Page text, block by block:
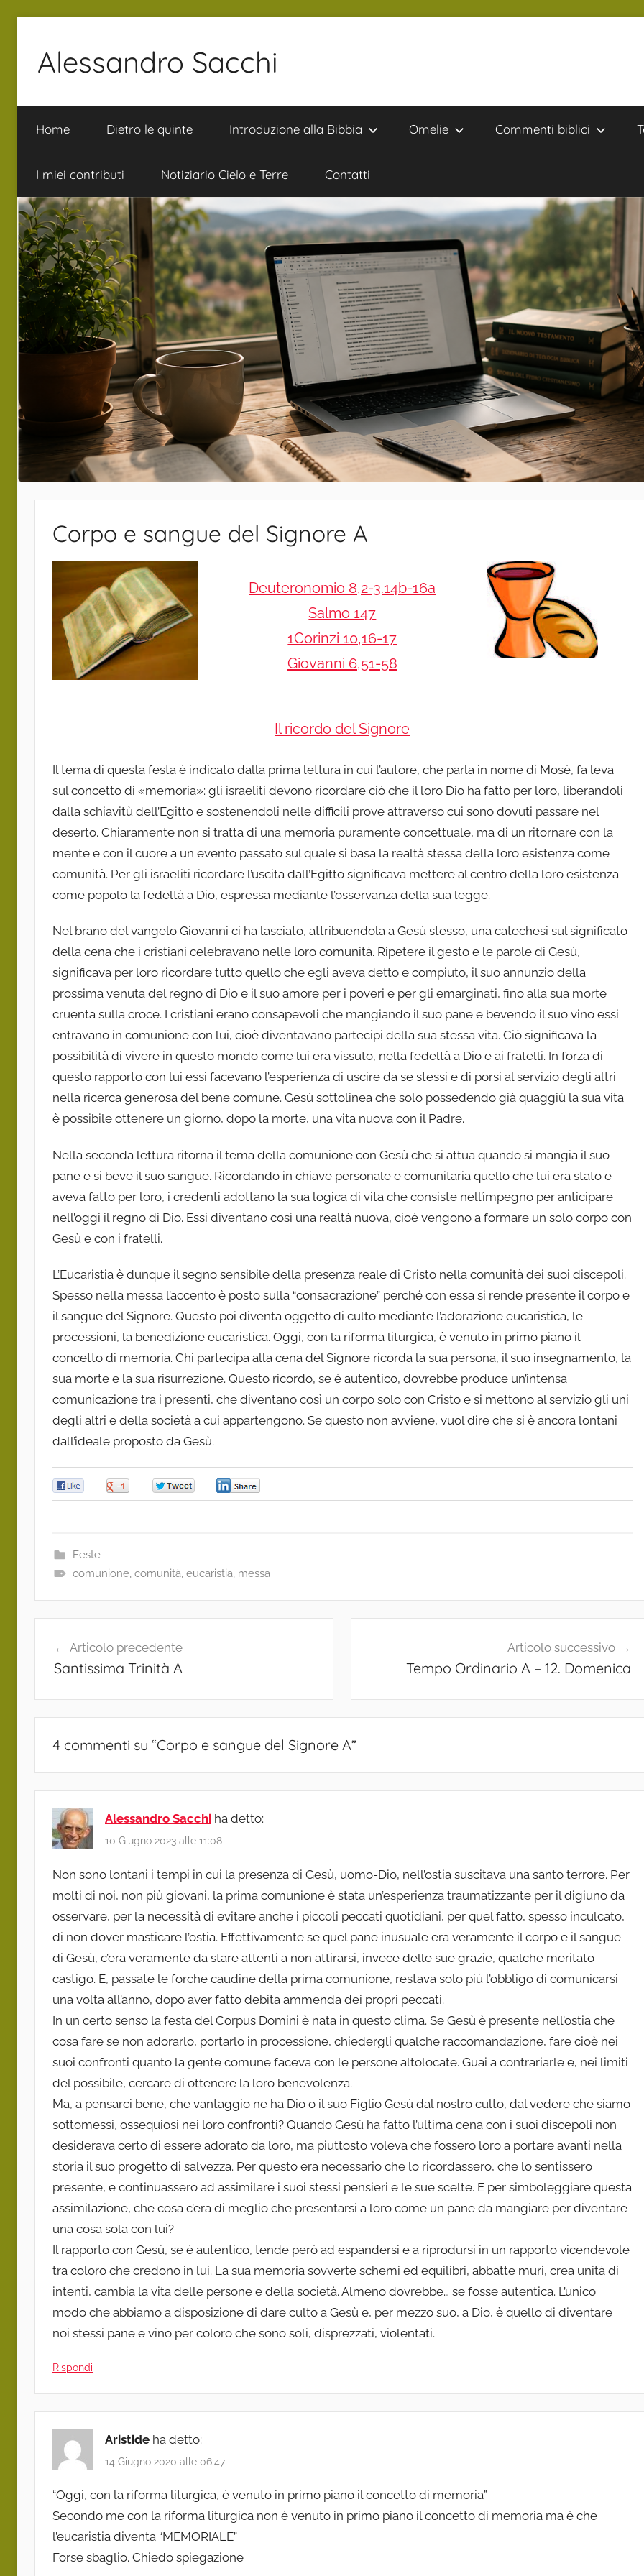
contenuto
Alessandro Sacchi
Interpretazione
Vita
Home Dietro le quinte Introduzione alla Bibbia Omelie Commenti biblici
I miei contributi Notiziario Cielo e Terre Contatti
Corpo e sangue del Signore A
Deuteronomio 8,2-3.14b-16a
Salmo 147
1Corinzi 10,16-17
Giovanni 6,51-58
Il ricordo del Signore
Il tema di questa festa è indicato dalla prima lettura in cui l’autore, che parla in nome di Mosè, fa leva
sul concetto di «memoria»: gli israeliti devono ricordare ciò che il loro Dio ha fatto per loro, liberandoli
dalla schiavitù dell’Egitto e sostenendoli nelle difficili prove attraverso cui sono dovuti passare nel
deserto. Chiaramente non si tratta di una memoria puramente concettuale, ma di un ritornare con la
mente e con il cuore a un evento passato sul quale si basa la realtà stessa della loro esistenza come
comunità. Per gli israeliti ricordare l’uscita dall’Egitto significava mettere al centro della loro esistenza
come popolo la fedeltà a Dio, espressa mediante l’osservanza della sua legge.
Nel brano del vangelo Giovanni ci ha lasciato, attribuendola a Gesù stesso, una catechesi sul significato
della cena che i cristiani celebravano nelle loro comunità. Ripetere il gesto e le parole di Gesù,
significava per loro ricordare tutto quello che egli aveva detto e compiuto, il suo annunzio della
prossima venuta del regno di Dio e il suo amore per i poveri e per gli emarginati, fino alla sua morte
cruenta sulla croce. I cristiani erano consapevoli che mangiando il suo pane e bevendo il suo vino essi
entravano in comunione con lui, cioè diventavano partecipi della sua stessa vita. Ciò significava la
possibilità di vivere in questo mondo come lui era vissuto, nella fedeltà a Dio e ai fratelli. In forza di
questo rapporto con lui essi facevano l’esperienza di uscire da se stessi e di porsi al servizio degli altri
nella ricerca generosa del bene comune. Gesù sottolinea che solo possedendo già quaggiù la sua vita
è possibile ottenere un giorno, dopo la morte, una vita nuova con il Padre.
Nella seconda lettura ritorna il tema della comunione con Gesù che si attua quando si mangia il suo
pane e si beve il suo sangue. Ricordando in chiave personale e comunitaria quello che lui era stato e
aveva fatto per loro, i credenti adottano la sua logica di vita che consiste nell’impegno per anticipare
nell’oggi il regno di Dio. Essi diventano così una realtà nuova, cioè vengono a formare un solo corpo con
Gesù e con i fratelli.
L’Eucaristia è dunque il segno sensibile della presenza reale di Cristo nella comunità dei suoi discepoli.
Spesso nella messa l’accento è posto sulla “consacrazione” perché con essa si rende presente il corpo e
il sangue del Signore. Questo poi diventa oggetto di culto mediante l’adorazione eucaristica, le
processioni, la benedizione eucaristica. Oggi, con la riforma liturgica, è venuto in primo piano il
concetto di memoria. Chi partecipa alla cena del Signore ricorda la sua persona, il suo insegnamento, la
sua morte e la sua risurrezione. Questo ricordo, se è autentico, dovrebbe produce un’intensa
comunicazione tra i presenti, che diventano così un corpo solo con Cristo e si mettono al servizio gli uni
degli altri e della società a cui appartengono. Se questo non avviene, vuol dire che si è ancora lontani
dall’ideale proposto da Gesù.
Feste
comunione, comunità, eucaristia, messa
articoliArticolo precedente
Santissima Trinità A
Articolo successivo
Tempo Ordinario A – 12. Domenica
4 commenti su “Corpo e sangue del Signore A”
Alessandro Sacchi ha detto:
10 Giugno 2023 alle 11:08
Non sono lontani i tempi in cui la presenza di Gesù, uomo-Dio, nell’ostia suscitava una santo terrore. Per
molti di noi, non più giovani, la prima comunione è stata un’esperienza traumatizzante per il digiuno da
osservare, per la necessità di evitare anche i piccoli peccati quotidiani, per quel fatto, spesso inculcato,
di non dover masticare l’ostia. Effettivamente se quel pane inusuale era veramente il corpo e il sangue
di Gesù, c’era veramente da stare attenti a non attirarsi, invece delle sue grazie, qualche meritato
castigo. E, passate le forche caudine della prima comunione, restava solo più l’obbligo di comunicarsi
una volta all’anno, dopo aver fatto debita ammenda dei propri peccati.
In un certo senso la festa del Corpus Domini è nata in questo clima. Se Gesù è presente nell’ostia che
cosa fare se non adorarlo, portarlo in processione, chiedergli qualche raccomandazione, fare cioè nei
suoi confronti quanto la gente comune faceva con le persone altolocate. Guai a contrariarle e, nei limiti
del possibile, cercare di ottenere la loro benevolenza.
Ma, a pensarci bene, che vantaggio ne ha Dio o il suo Figlio Gesù dal nostro culto, dal vedere che siamo
sottomessi, ossequiosi nei loro confronti? Quando Gesù ha fatto l’ultima cena con i suoi discepoli non
desiderava certo di essere adorato da loro, ma piuttosto voleva che fossero loro a portare avanti nella
storia il suo progetto di salvezza. Per questo era necessario che lo ricordassero, che lo sentissero
presente, e continuassero ad assimilare i suoi stessi pensieri e le sue scelte. E per simboleggiare questa
assimilazione, che cosa c’era di meglio che presentarsi a loro come un pane da mangiare per diventare
una cosa sola con lui?
Il rapporto con Gesù, se è autentico, tende però ad espandersi e a riprodursi in un rapporto vicendevole
tra coloro che credono in lui. La sua memoria sovverte schemi ed equilibri, abbatte muri, crea unità di
intenti, cambia la vita delle persone e della società. Almeno dovrebbe… se fosse autentica. L’unico
modo che abbiamo a disposizione di dare culto a Gesù e, per mezzo suo, a Dio, è quello di diventare
noi stessi pane e vino per coloro che sono soli, disprezzati, violentati.
Rispondi
Aristide ha detto:
14 Giugno 2020 alle 06:47
“Oggi, con la riforma liturgica, è venuto in primo piano il concetto di memoria”
Secondo me con la riforma liturgica non è venuto in primo piano il concetto di memoria ma è che
l’eucaristia diventa “MEMORIALE”
Forse sbaglio. Chiedo spiegazione